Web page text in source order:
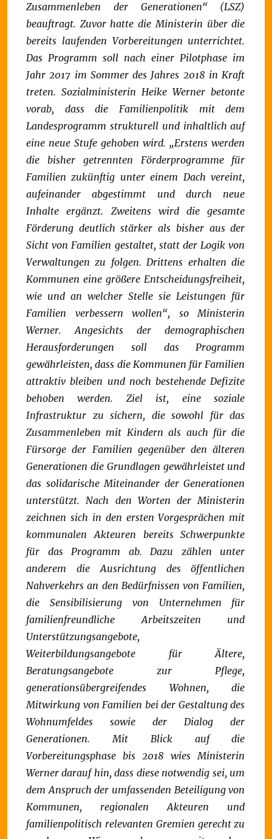
Zusammenleben der Generationen“ (LSZ)
beauftragt. Zuvor hatte die Ministerin über die
bereits laufenden Vorbereitungen unterrichtet.
Das Programm soll nach einer Pilotphase im
Jahr 2017 im Sommer des Jahres 2018 in Kraft
treten.Sozialministerin Heike Werner betonte
vorab, dass die Familienpolitik mit dem
Landesprogramm strukturell und inhaltlich auf
eine neue Stufe gehoben wird. „Erstens werden
die bisher getrennten Förderprogramme für
Familien zukünftig unter einem Dach vereint,
aufeinander abgestimmt und durch neue
Inhalte ergänzt. Zweitens wird die gesamte
Förderung deutlich stärker als bisher aus der
Sicht von Familien gestaltet, statt der Logik von
Verwaltungen zu folgen. Drittens erhalten die
Kommunen eine größere Entscheidungsfreiheit,
wie und an welcher Stelle sie Leistungen für
Familien verbessern wollen“, so Ministerin
Werner.Angesichts der demographischen
Herausforderungen soll das Programm
gewährleisten, dass die Kommunen für Familien
attraktiv bleiben und noch bestehende Defizite
behoben werden. Ziel ist, eine soziale
Infrastruktur zu sichern, die sowohl für das
Zusammenleben mit Kindern als auch für die
Fürsorge der Familien gegenüber den älteren
Generationen die Grundlagen gewährleistet und
das solidarische Miteinander der Generationen
unterstützt. Nach den Worten der Ministerin
zeichnen sich in den ersten Vorgesprächen mit
kommunalen Akteuren bereits Schwerpunkte
für das Programm ab. Dazu zählen unter
anderem die Ausrichtung des öffentlichen
Nahverkehrs an den Bedürfnissen von Familien,
die Sensibilisierung von Unternehmen für
familienfreundliche Arbeitszeiten und
Unterstützungsangebote,
Weiterbildungsangebote für Ältere,
Beratungsangebote zur Pflege,
generationsübergreifendes Wohnen, die
Mitwirkung von Familien bei der Gestaltung des
Wohnumfeldes sowie der Dialog der
Generationen.Mit Blick auf die
Vorbereitungsphase bis 2018 wies Ministerin
Werner darauf hin, dass diese notwendig sei, um
dem Anspruch der umfassenden Beteiligung von
Kommunen, regionalen Akteuren und
familienpolitisch relevanten Gremien gerecht zu